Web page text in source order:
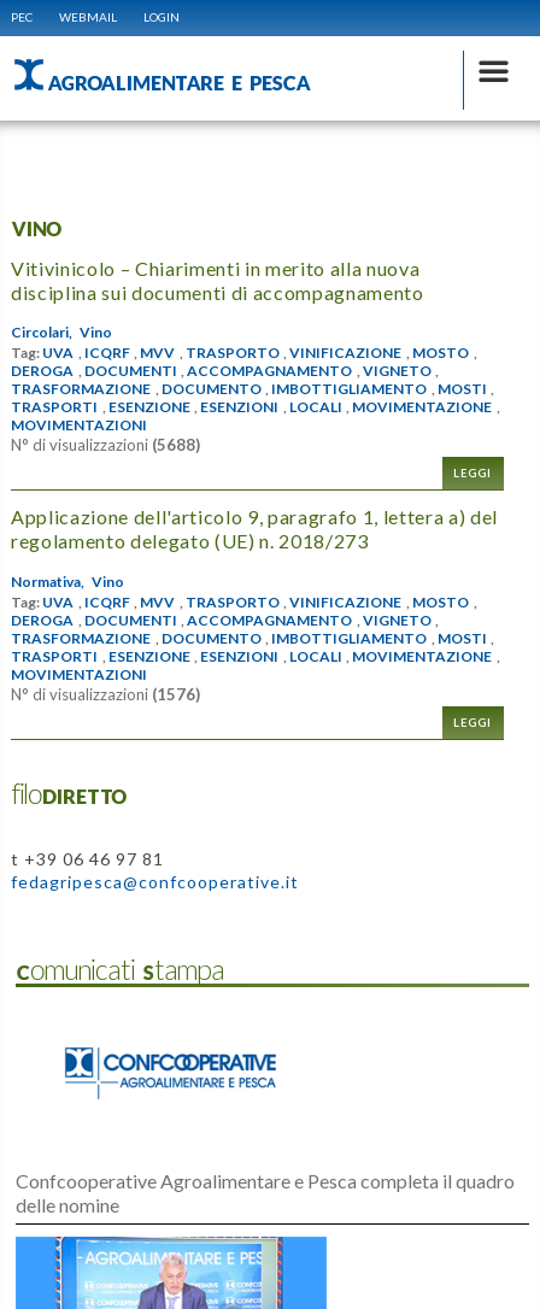
PEC WEBMAIL LOGIN
AGROALIMENTARE E PESCA
VINO
Vitivinicolo – Chiarimenti in merito alla nuova
disciplina sui documenti di accompagnamento
Circolari, Vino
Tag: UVA , ICQRF , MVV , TRASPORTO ,VINIFICAZIONE , MOSTO ,
DEROGA , DOCUMENTI ,ACCOMPAGNAMENTO , VIGNETO ,
TRASFORMAZIONE , DOCUMENTO , IMBOTTIGLIAMENTO , MOSTI ,
TRASPORTI , ESENZIONE , ESENZIONI , LOCALI , MOVIMENTAZIONE ,
MOVIMENTAZIONI
N° di visualizzazioni (5688)
LEGGI
Applicazione dell'articolo 9, paragrafo 1, lettera a) del
regolamento delegato (UE) n. 2018/273
Normativa, Vino
Tag: UVA ICQRF MVV TRASPORTO ,VINIFICAZIONE MOSTO
DEROGA
DOCUMENTI ,ACCOMPAGNAMENTO VIGNETO
TRASFORMAZIONE
DOCUMENTO IMBOTTIGLIAMENTO MOSTI
TRASPORTI
ESENZIONE ESENZIONI LOCALI MOVIMENTAZIONE
MOVIMENTAZIONI
N° di visualizzazioni (1576)
LEGGI
filoDIRETTO
t +39 06 46 97 81
fedagripesca@confcooperative.it
Comunicati Stampa
Confcooperative Agroalimentare e Pesca completa il quadro
delle nomine